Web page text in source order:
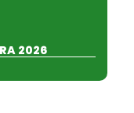
2026